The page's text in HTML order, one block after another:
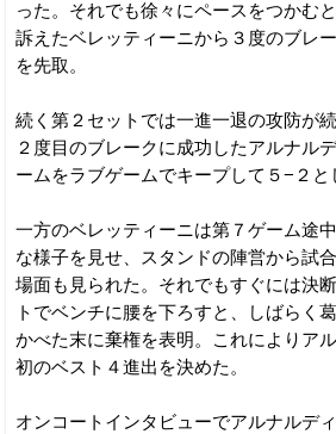
った。それでも徐々にペースをつかむ
訴えたベレッティーニから３度のブレ
を先取。
続く第２セットでは一進一退の攻防が
２度目のブレークに成功したアルナル
ームをラブゲームでキープして５−２と
一方のベレッティーニは第７ゲーム途
な様子を見せ、スタンドの陣営から試
場面も見られた。それでもすぐには決
トでベンチに腰を下ろすと、しばらく
かべた末に棄権を表明。これによりア
初のベスト４進出を決めた。
オンコートインタビューでアルナルデ